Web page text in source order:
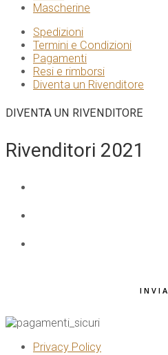
Mascherine
Spedizioni
Termini e Condizioni
Pagamenti
Resi e rimborsi
Diventa un Rivenditore
DIVENTA UN RIVENDITORE
Rivenditori 2021
INVIA
Privacy Policy